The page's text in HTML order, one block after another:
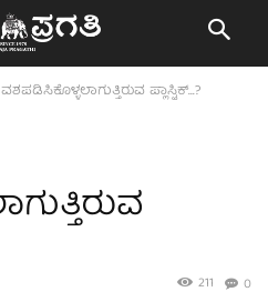
ಪ್ಲಾಸ್ಟಿಕ್…?
0
211